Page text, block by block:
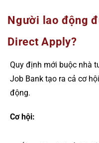
Người lao động
Direct Apply?
Quy định mới buộc nhà
Job Bank tạo ra cả cơ
động.
Cơ hội: